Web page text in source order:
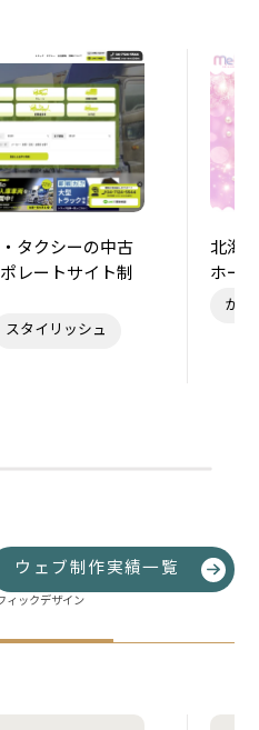
タクシーの中古
レートサイト制
スタイリッシュ
北海
ホー
かわ
ウェブ制作実績一覧
ィックデザイン